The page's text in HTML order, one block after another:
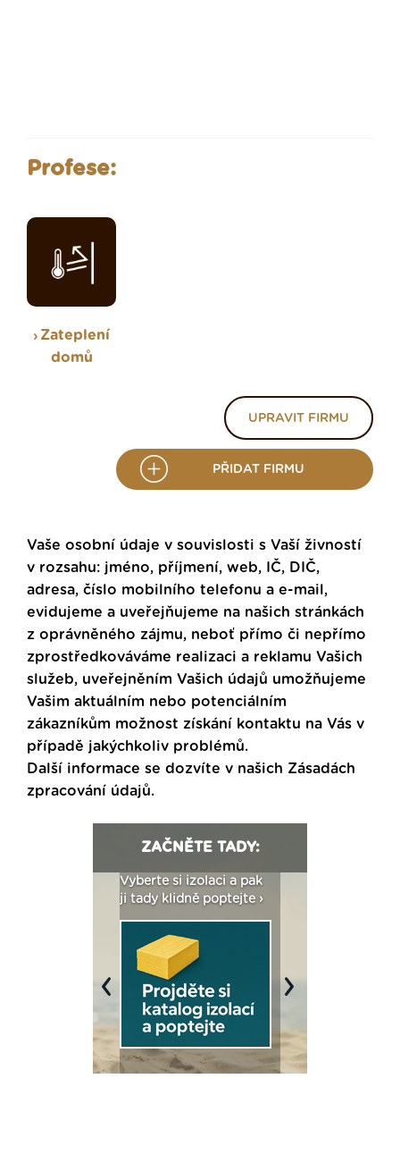
Profese:
Zateplení
domů
UPRAVIT FIRMU
PŘIDAT FIRMU
Vaše osobní údaje v souvislosti s Vaší živností
v rozsahu: jméno, příjmení, web, IČ, DIČ,
adresa, číslo mobilního telefonu a e-mail,
evidujeme a uveřejňujeme na našich stránkách
z oprávněného zájmu, neboť přímo či nepřímo
zprostředkováváme realizaci a reklamu Vašich
služeb, uveřejněním Vašich údajů umožňujeme
Vašim aktuálním nebo potenciálním
zákazníkům možnost získání kontaktu na Vás v
případě jakýchkoliv problémů.
Další informace se dozvíte v našich Zásadách
zpracování údajů.
ZAČNĚTE TADY:
Vyberte si izolaci a pak
ji tady klidně poptejte ›
Previous Next